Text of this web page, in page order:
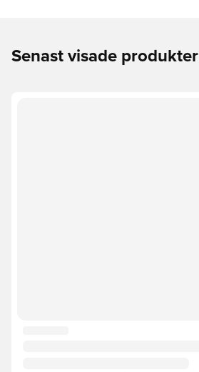
Senast visade produkter